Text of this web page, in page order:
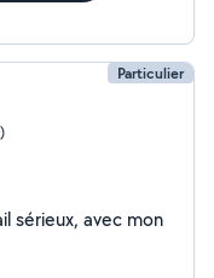
Particulier
sérieux, avec mon